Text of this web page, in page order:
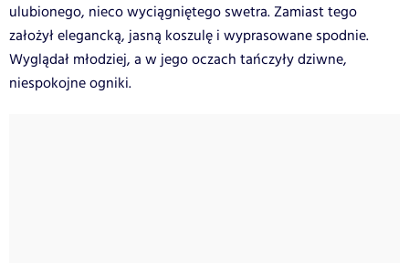
ulubionego, nieco wyciągniętego swetra. Zamiast tego
założył elegancką, jasną koszulę i wyprasowane spodnie.
Wyglądał młodziej, a w jego oczach tańczyły dziwne,
niespokojne ogniki.